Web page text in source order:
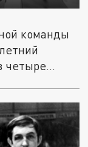
команды
четыре...